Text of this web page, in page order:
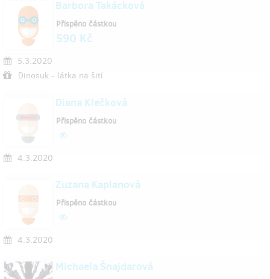
Barbora Takácková
5.3.2020
Dinosuk - látka na šití
Přispěno částkou
590 Kč
Diana Klečková
4.3.2020
Přispěno částkou
Zuzana Kaplanová
4.3.2020
Přispěno částkou
Michaela Šnajdarová